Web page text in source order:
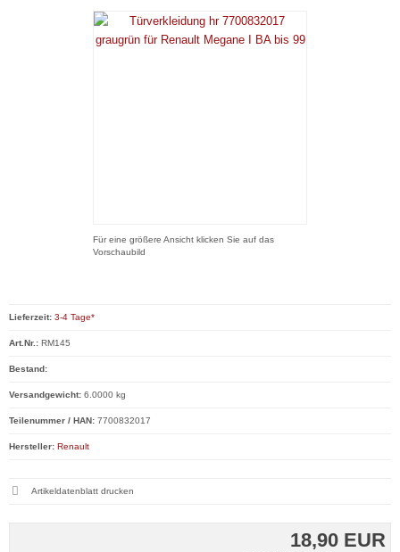
Für eine größere Ansicht klicken Sie auf das
Vorschaubild
18,90 EUR
Lieferzeit: 3-4 Tage*
Art.Nr.: RM145
Bestand:
Versandgewicht: 6.0000 kg
Teilenummer / HAN: 7700832017
Hersteller: Renault
Artikeldatenblatt drucken